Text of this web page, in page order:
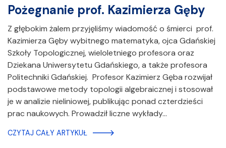
Pożegnanie prof. Kazimierza Gęby
Z głębokim żalem przyjęliśmy wiadomość o śmierci prof.
Kazimierza Gęby wybitnego matematyka, ojca Gdańskiej
Szkoły Topologicznej, wieloletniego profesora oraz
Dziekana Uniwersytetu Gdańskiego, a także profesora
Politechniki Gdańskiej. Profesor Kazimierz Gęba rozwijał
podstawowe metody topologii algebraicznej i stosował
je w analizie nieliniowej, publikując ponad czterdzieści
prac naukowych. Prowadził liczne wykłady…
CZYTAJ CAŁY ARTYKUŁ